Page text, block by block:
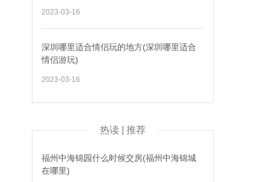
2023-03-16
深圳哪里适合情侣玩的地方(深圳哪里适合
情侣游玩)
2023-03-16
热读 | 推荐
福州中海锦园什么时候交房(福州中海锦城
在哪里)